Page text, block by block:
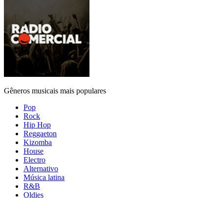
Gêneros musicais mais populares
Pop
Rock
Hip Hop
Reggaeton
Kizomba
House
Electro
Alternativo
Música latina
R&B
Oldies